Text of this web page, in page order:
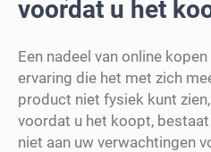
voordat u het
Een nadeel van online
ervaring die het met zich
product niet fysiek kunt
voordat u het koopt,
niet aan uw verwachtingen